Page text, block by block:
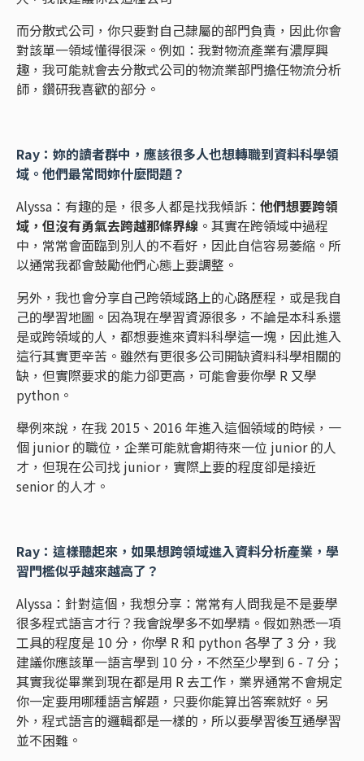
而分散式公司，你只要對自己隸屬的部門負責，因此你會
對該單一領域懂得很深。例如：我對物流產業有濃厚興
趣，我可能就會去分散式公司的物流業部門擔任物流分析
師，鑽研我喜歡的部分。
Ray：妳的讀者群中，應該很多人也想轉職到資料科學領
域。他們最常問妳什麼問題？
Alyssa：有趣的是，很多人都是找我傾訴： 他們想要跨領
域，但沒有勇氣去跨越那條界線 。其實在跨領域中過程
中，常常會面臨到別人的不看好，因此自信容易萎縮。所
以通常我都會鼓勵他們心態上要調整。
另外，我也會分享自己跨領域路上的心路歷程，或是我自
己的學習地圖。因為現在學習資源很多，不論是本科系還
是或跨領域的人，都想要進來資料科學這一塊，因此進入
這行其實更辛苦。雖然有更很多公司開缺資料科學相關的
缺，但實際要求的能力卻更高，可能會要你學 R 又學
python。
舉例來說，在我 2015、2016 年進入這個領域的時候，一
個 junior 的職位，企業可能就會期待來一位 junior 的人
才，但現在公司找 junior，實際上要的程度卻是接近
senior 的人才。
Ray：這樣聽起來，如果想跨領域進入資料分析產業，學
習門檻似乎越來越高了？
Alyssa：針對這個，我想分享：常常有人問我是不是要學
很多程式語言才行？我會說學多不如學精。假如熟悉一項
工具的程度是 10 分，你學 R 和 python 各學了 3 分，我
建議你應該單一語言學到 10 分，不然至少學到 6 - 7 分；
其實我從畢業到現在都是用 R 去工作，業界通常不會規定
你一定要用哪種語言解題，只要你能算出答案就好。另
外，程式語言的邏輯都是一樣的，所以要學習後互通學習
並不困難。